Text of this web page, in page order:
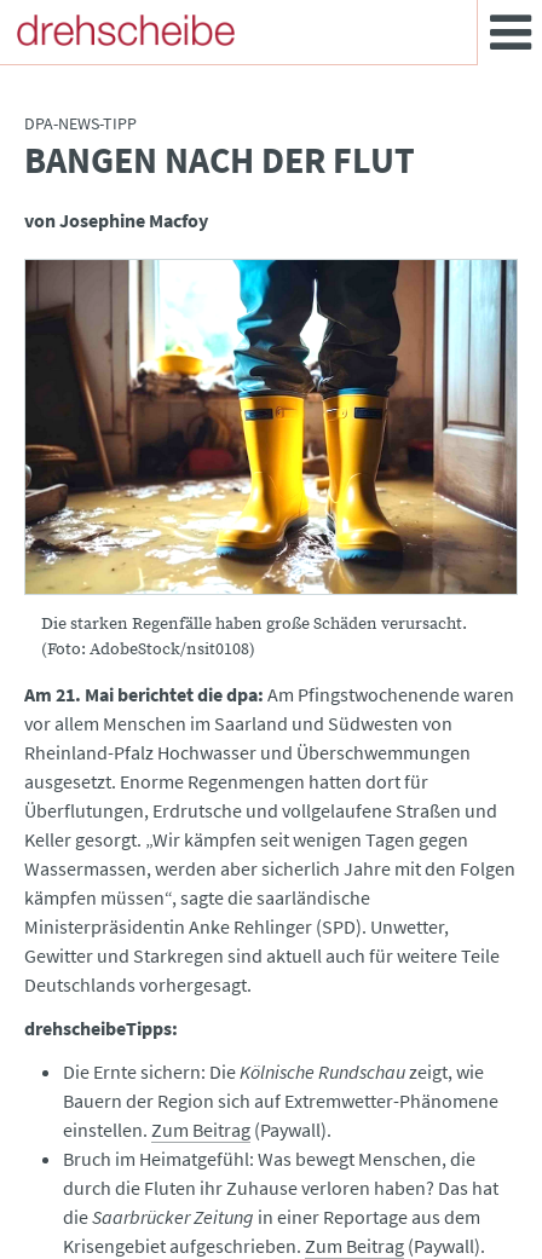
DPA-NEWS-TIPP
:BANGEN NACH DER FLUT
von Josephine Macfoy
Die starken Regenfälle haben große Schäden verursacht.
(Foto: AdobeStock/nsit0108)
Am 21. Mai berichtet die dpa: Am Pfingstwochenende waren
vor allem Menschen im Saarland und Südwesten von
Rheinland-Pfalz Hochwasser und Überschwemmungen
ausgesetzt. Enorme Regenmengen hatten dort für
Überflutungen, Erdrutsche und vollgelaufene Straßen und
Keller gesorgt. „Wir kämpfen seit wenigen Tagen gegen
Wassermassen, werden aber sicherlich Jahre mit den Folgen
kämpfen müssen“, sagte die saarländische
Ministerpräsidentin Anke Rehlinger (SPD). Unwetter,
Gewitter und Starkregen sind aktuell auch für weitere Teile
Deutschlands vorhergesagt.
drehscheibeTipps:
Die Ernte sichern: DieKölnische Rundschauzeigt, wie
Bauern der Region sich auf Extremwetter-Phänomene
einstellen. Zum Beitrag (Paywall).
Bruch im Heimatgefühl: Was bewegt Menschen, die
durch die Fluten ihr Zuhause verloren haben? Das hat
dieSaarbrücker Zeitung in einer Reportage aus dem
Krisengebiet aufgeschrieben. Zum Beitrag (Paywall).